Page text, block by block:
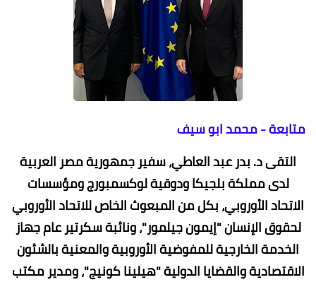
متابعة - محمد ابو سيف
التقى د. بدر عبد العاطي، سفير جمهورية مصر العربية
لدى مملكة بلجيكا ودوقية لوكسمبورج ومؤسسات
الاتحاد الأوروبي، بكل من المبعوث الخاص للاتحاد الأوروبي
لحقوق الإنسان "إيمون جيلمور"، ونائبة سكرتير عام جهاز
الخدمة الخارجية للمفوضية الأوروبية والمعنية بالشئون
الاقتصادية والقضايا الدولية "هيلينا كونيج"، ومدير مكتب